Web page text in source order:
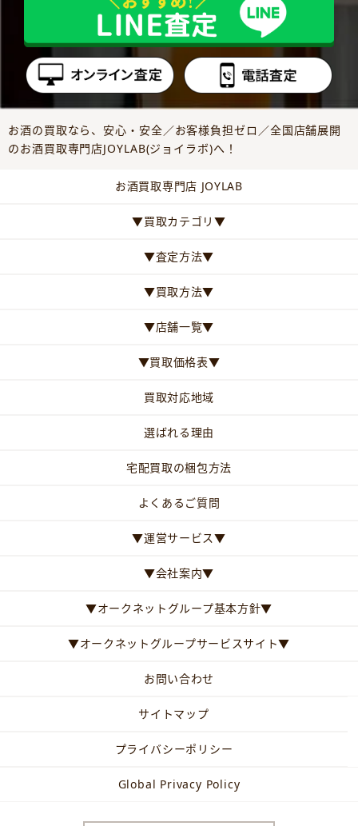
お酒の買取なら、安心・安全／お客様負担ゼロ／全国店舗展開
のお酒買取専門店JOYLAB(ジョイラボ)へ！
お酒買取専門店 JOYLAB
▼買取カテゴリ▼
▼査定方法▼
▼買取方法▼
▼店舗一覧▼
▼買取価格表▼
買取対応地域
選ばれる理由
宅配買取の梱包方法
よくあるご質問
▼運営サービス▼
▼会社案内▼
▼オークネットグループ基本方針▼
▼オークネットグループサービスサイト▼
お問い合わせ
サイトマップ
プライバシーポリシー
Global Privacy Policy